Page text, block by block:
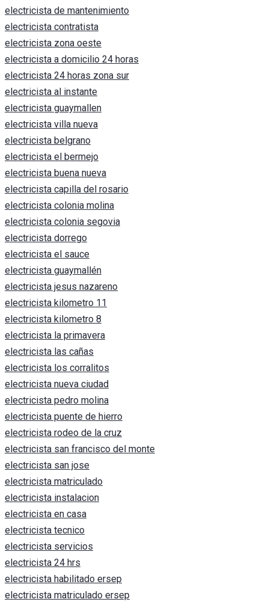
electricista de mantenimiento
electricista contratista
electricista zona oeste
electricista a domicilio 24 horas
electricista 24 horas zona sur
electricista al instante
electricista guaymallen
electricista villa nueva
electricista belgrano
electricista el bermejo
electricista buena nueva
electricista capilla del rosario
electricista colonia molina
electricista colonia segovia
electricista dorrego
electricista el sauce
electricista guaymallén
electricista jesus nazareno
electricista kilometro 11
electricista kilometro 8
electricista la primavera
electricista las cañas
electricista los corralitos
electricista nueva ciudad
electricista pedro molina
electricista puente de hierro
electricista rodeo de la cruz
electricista san francisco del monte
electricista san jose
electricista matriculado
electricista instalacion
electricista en casa
electricista tecnico
electricista servicios
electricista 24 hrs
electricista habilitado ersep
electricista matriculado ersep